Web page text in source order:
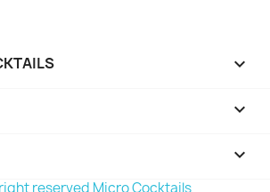


keyboard_arrow_down
reserved Micro Cocktails